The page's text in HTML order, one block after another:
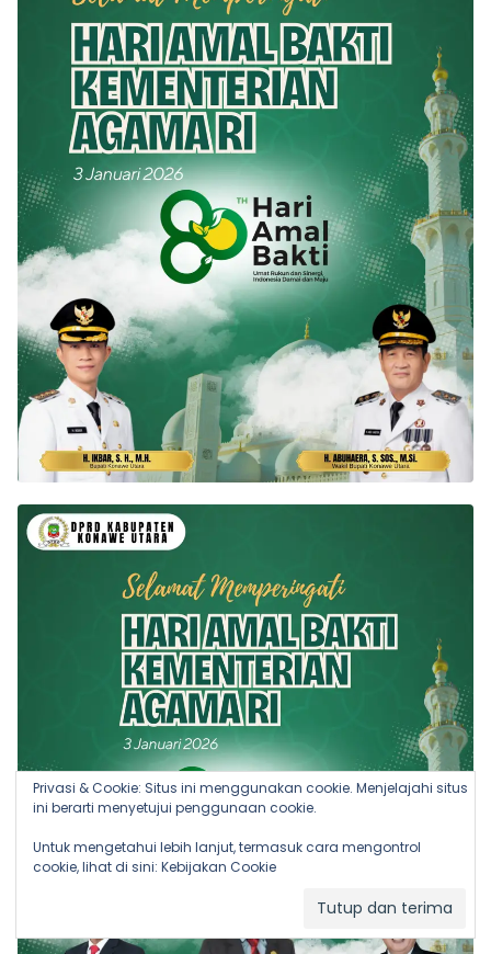
Privasi & Cookie: Situs ini menggunakan cookie. Menjelajahi situs
ini berarti menyetujui penggunaan cookie.
Untuk mengetahui lebih lanjut, termasuk cara mengontrol
cookie, lihat di sini: Kebijakan Cookie